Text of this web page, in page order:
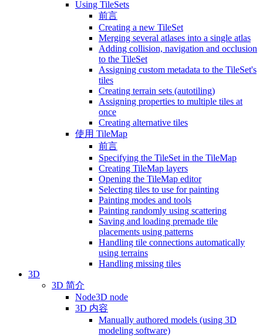
Using TileSets
前言
Creating a new TileSet
Merging several atlases into a single atlas
Adding collision, navigation and occlusion
to the TileSet
Assigning custom metadata to the TileSet's
tiles
Creating terrain sets (autotiling)
Assigning properties to multiple tiles at
once
Creating alternative tiles
使用 TileMap
前言
Specifying the TileSet in the TileMap
Creating TileMap layers
Opening the TileMap editor
Selecting tiles to use for painting
Painting modes and tools
Painting randomly using scattering
Saving and loading premade tile
placements using patterns
Handling tile connections automatically
using terrains
Handling missing tiles
3D
3D 简介
Node3D node
3D 内容
Manually authored models (using 3D
modeling software)